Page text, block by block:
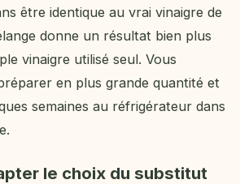
être identique au vrai vinaigre de
donne un résultat bien plus
vinaigre utilisé seul. Vous
en plus grande quantité et
semaines au réfrigérateur dans
le choix du substitut